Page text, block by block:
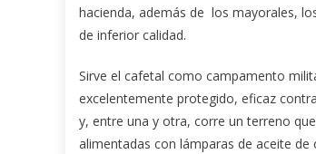
hacienda, además de los mayorales,
de inferior calidad.
Sirve el cafetal como campamento
excelentemente protegido, eficaz
y, entre una y otra, corre un terreno
alimentadas con lámparas de aceite